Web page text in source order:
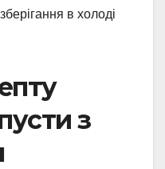
в холоді
з